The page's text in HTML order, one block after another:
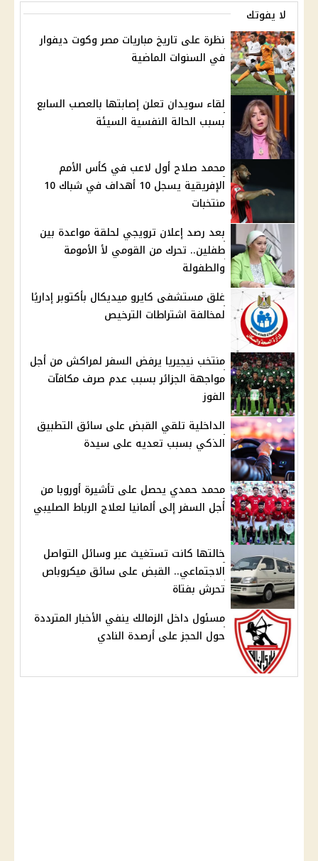
لا يفوتك
نظرة على تاريخ مباريات مصر وكوت ديفوار
في السنوات الماضية
لقاء سويدان تعلن إصابتها بالعصب السابع
بسبب الحالة النفسية السيئة
محمد صلاح أول لاعب في كأس الأمم
الإفريقية يسجل 10 أهداف في شباك 10
منتخبات
بعد رصد إعلان ترويجي لحلقة مواعدة بين
طفلين.. تحرك من القومي لأ الأمومة
والطفولة
غلق مستشفى كايرو ميديكال بأكتوبر إداريًا
لمخالفة اشتراطات الترخيص
منتخب نيجيريا يرفض السفر لمراكش من أجل
مواجهة الجزائر بسبب عدم صرف مكافآت
الفوز
الداخلية تلقي القبض على سائق التطبيق
الذكي بسبب تعديه على سيدة
محمد حمدي يحصل على تأشيرة أوروبا من
أجل السفر إلى ألمانيا لعلاج الرباط الصليبي
خالتها كانت تستغيث عبر وسائل التواصل
الاجتماعي.. القبض على سائق ميكروباص
تحرش بفتاة
مسئول داخل الزمالك ينفي الأخبار المترددة
حول الحجز على أرصدة النادي